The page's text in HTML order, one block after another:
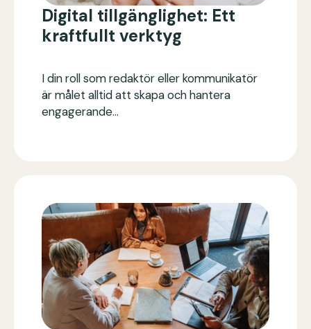
Digital tillgänglighet: Ett
kraftfullt verktyg
I din roll som redaktör eller kommunikatör
är målet alltid att skapa och hantera
engagerande…